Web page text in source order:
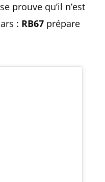
prouve qu’il n’est
: RB67 prépare